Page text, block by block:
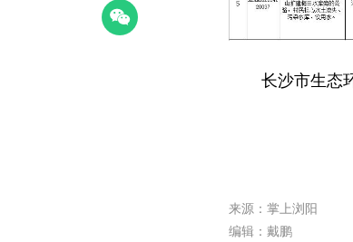
长沙市生态
来源：掌上浏阳
编辑：戴鹏